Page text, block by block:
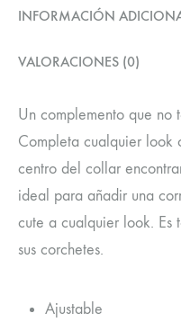
INFORMACIÓN
VALORACIONES (0)
Un complemento que no
Completa cualquier look
centro del collar
ideal para añadir una
cute a cualquier look. Es
sus corchetes.
Ajustable